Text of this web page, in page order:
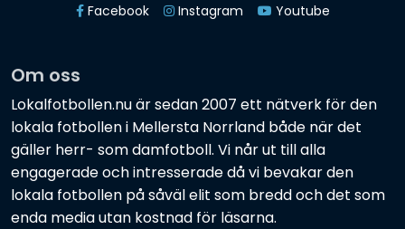
Facebook Instagram Youtube
Om oss
Lokalfotbollen.nu är sedan 2007 ett nätverk för den
lokala fotbollen i Mellersta Norrland både när det
gäller herr- som damfotboll. Vi når ut till alla
engagerade och intresserade då vi bevakar den
lokala fotbollen på såväl elit som bredd och det som
enda media utan kostnad för läsarna.